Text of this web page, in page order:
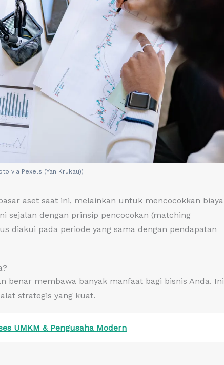
via Pexels (Yan Krukau))
aset saat ini, melainkan untuk mencocokkan biaya
sejalan dengan prinsip pencocokan (matching
diakui pada periode yang sama dengan pendapatan
benar membawa banyak manfaat bagi bisnis Anda. Ini
strategis yang kuat.
UMKM & Pengusaha Modern